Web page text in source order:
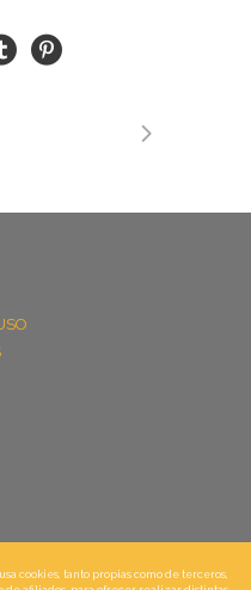
usa cookies, tanto propias como de terceros,